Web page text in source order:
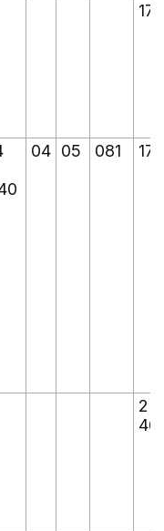
04 05 081
2